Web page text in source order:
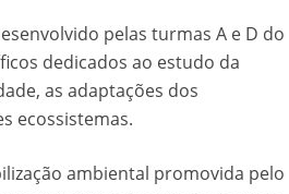
pelas turmas A e D do
dedicados ao estudo da
as adaptações dos
ecossistemas.
ambiental promovida pelo